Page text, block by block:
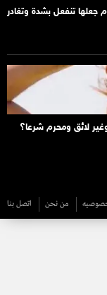
تنفعل بشدة وتغادر
لائق ومحرم شرعا؟
من نحن اتصل بنا